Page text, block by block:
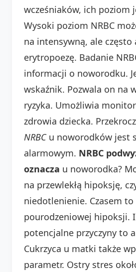
wcześniaków, ich poziom
Wysoki poziom NRBC
na intensywną, ale często
erytropoezę. Badanie
informacji o noworodku.
wskaźnik. Pozwala on na
ryzyka. Umożliwia
zdrowia dziecka.
NRBCu noworodków jest
alarmowym. NRBC
oznacza u noworodka?
na przewlekłą hipoksję,
niedotlenienie. Czasem
pourodzeniowej hipoksji.
potencjalne przyczyny to
Cukrzyca u matki także
parametr. Ostry stres